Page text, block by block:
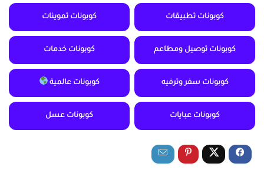
كوبونات تطبيقات كوبونات تموينات
كوبونات توصيل ومطاعم كوبونات خدمات
كوبونات سفر وترفيه كوبونات عالمية
كوبونات عبايات كوبونات عسل